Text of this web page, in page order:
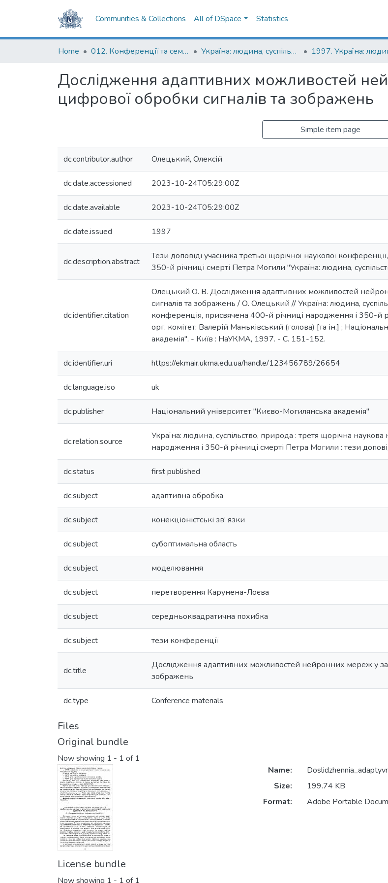
Communities & Collections All of DSpace Statistics
Home 012. Конференції та семінари НаУКМА Україна: людина, суспільство, природа : щорічна наукова конференція
Дослідження адаптивних можливостей
цифрової обробки сигналів та зображень
Simple item page
dc.contributor.author Олецький, Олексій
dc.date.accessioned 2023-10-24T05:29:00Z
dc.date.available 2023-10-24T05:29:00Z
dc.date.issued 1997
dc.description.abstract
Тези доповіді учасника третьої щорічної наукової
350-й річниці смерті Петра Могили "Україна: людина,
dc.identifier.citation
Олецький О. В. Дослідження адаптивних можливостей
сигналів та зображень / О. Олецький // Україна: людина,
конференція, присвячена 400-й річниці народження і 350-й
орг. комітет: Валерій Маньківський (голова) [та ін.] ;
академія". - Київ : НаУКМА, 1997. - С. 151-152.
dc.identifier.uri https://ekmair.ukma.edu.ua/handle/123456789/26654
dc.language.iso uk
dc.publisher Національний університет "Києво-Могилянська академія"
dc.relation.source
Україна: людина, суспільство, природа : третя щорічна
народження і 350-й річниці смерті Петра Могили : тези
dc.status first published
dc.subject адаптивна обробка
dc.subject конекціоністські зв’ язки
dc.subject субоптимальна область
dc.subject моделювання
dc.subject перетворення Карунена-Лоєва
dc.subject середньоквадратична похибка
dc.subject тези конференції
dc.title
Дослідження адаптивних можливостей нейронних мереж у
зображень
dc.type Conference materials
Files
Original bundle
Now showing 1 - 1 of 1
Name:
Size:
199.74 KB
Format:
Adobe Portable
License bundle
Now showing 1 - 1 of 1